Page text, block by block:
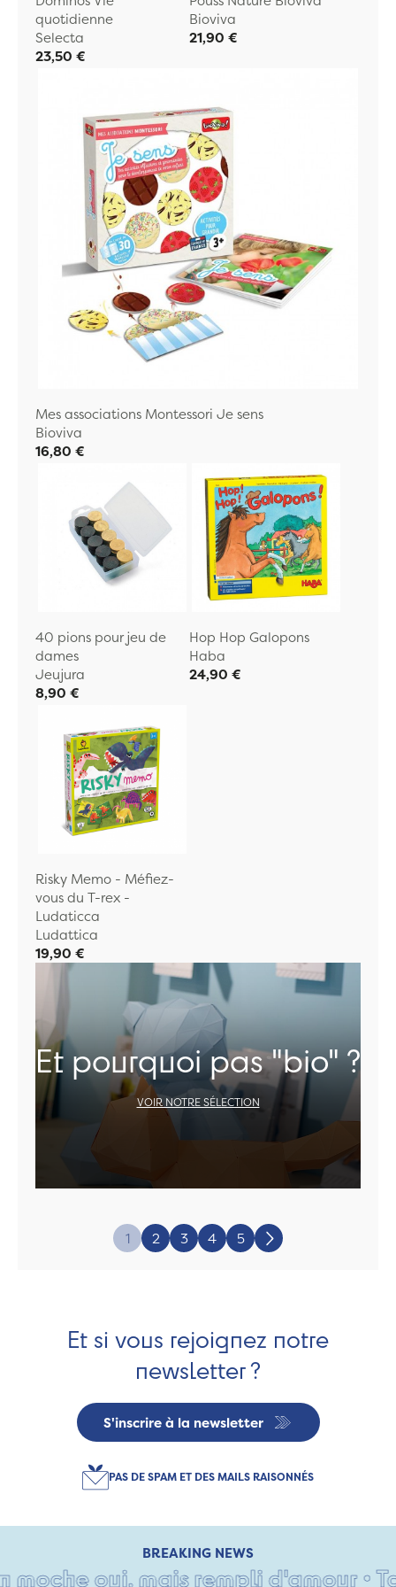
quotidienne
Selecta
23,50 €
Bioviva
21,90 €
Mes associations Montessori Je sens
Bioviva
16,80 €
40 pions pour jeu de
dames
Jeujura
8,90 €
Hop Hop Galopons
Haba
24,90 €
Risky Memo - Méfiez-
vous du T-rex -
Ludaticca
Ludattica
19,90 €
Et pourquoi pas "bio" ?
VOIR NOTRE SÉLECTION
1 2 3 4 5 Suivant
Et si vous rejoignez notre
newsletter ?
S'inscrire à la newsletter
PAS DE SPAM ET DES MAILS RAISONNÉS
BREAKING NEWS
oui, mais rempli d'amour • Tant